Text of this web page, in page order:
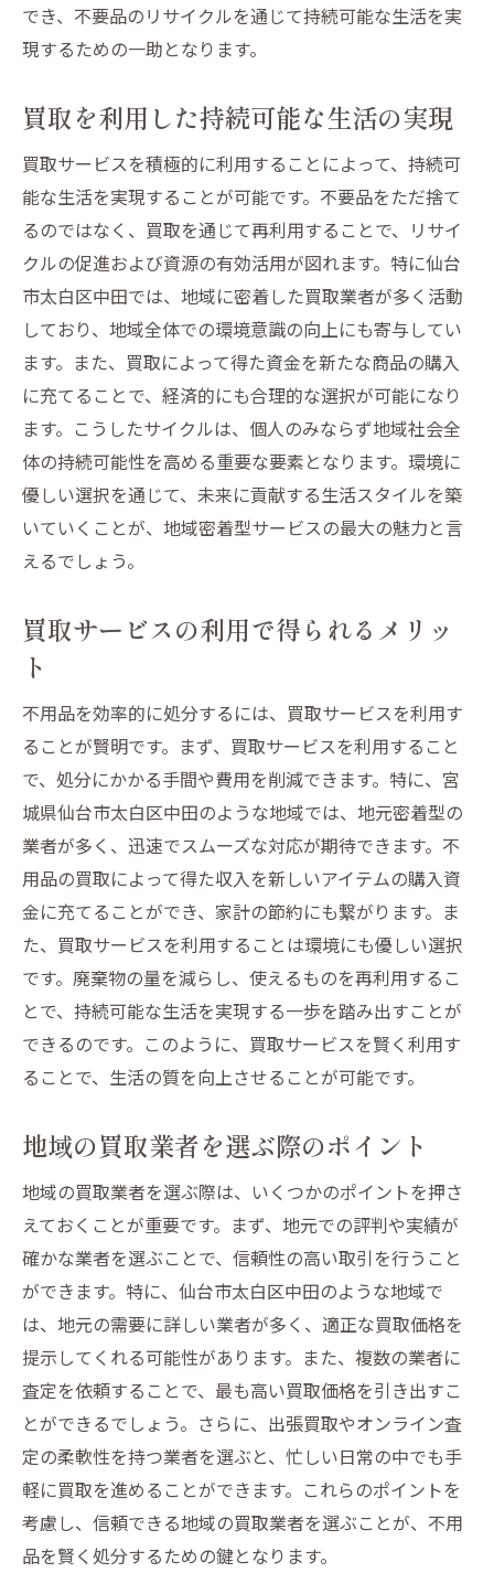
でき、不要品のリサイクルを通じて持続可能な生活を実
現するための一助となります。
買取を利用した持続可能な生活の実現
買取サービスを積極的に利用することによって、持続可
能な生活を実現することが可能です。不要品をただ捨て
るのではなく、買取を通じて再利用することで、リサイ
クルの促進および資源の有効活用が図れます。特に仙台
市太白区中田では、地域に密着した買取業者が多く活動
しており、地域全体での環境意識の向上にも寄与してい
ます。また、買取によって得た資金を新たな商品の購入
に充てることで、経済的にも合理的な選択が可能になり
ます。こうしたサイクルは、個人のみならず地域社会全
体の持続可能性を高める重要な要素となります。環境に
優しい選択を通じて、未来に貢献する生活スタイルを築
いていくことが、地域密着型サービスの最大の魅力と言
えるでしょう。
買取サービスの利用で得られるメリッ
ト
不用品を効率的に処分するには、買取サービスを利用す
ることが賢明です。まず、買取サービスを利用すること
で、処分にかかる手間や費用を削減できます。特に、宮
城県仙台市太白区中田のような地域では、地元密着型の
業者が多く、迅速でスムーズな対応が期待できます。不
用品の買取によって得た収入を新しいアイテムの購入資
金に充てることができ、家計の節約にも繋がります。ま
た、買取サービスを利用することは環境にも優しい選択
です。廃棄物の量を減らし、使えるものを再利用するこ
とで、持続可能な生活を実現する一歩を踏み出すことが
できるのです。このように、買取サービスを賢く利用す
ることで、生活の質を向上させることが可能です。
地域の買取業者を選ぶ際のポイント
地域の買取業者を選ぶ際は、いくつかのポイントを押さ
えておくことが重要です。まず、地元での評判や実績が
確かな業者を選ぶことで、信頼性の高い取引を行うこと
ができます。特に、仙台市太白区中田のような地域で
は、地元の需要に詳しい業者が多く、適正な買取価格を
提示してくれる可能性があります。また、複数の業者に
査定を依頼することで、最も高い買取価格を引き出すこ
とができるでしょう。さらに、出張買取やオンライン査
定の柔軟性を持つ業者を選ぶと、忙しい日常の中でも手
軽に買取を進めることができます。これらのポイントを
考慮し、信頼できる地域の買取業者を選ぶことが、不用
品を賢く処分するための鍵となります。